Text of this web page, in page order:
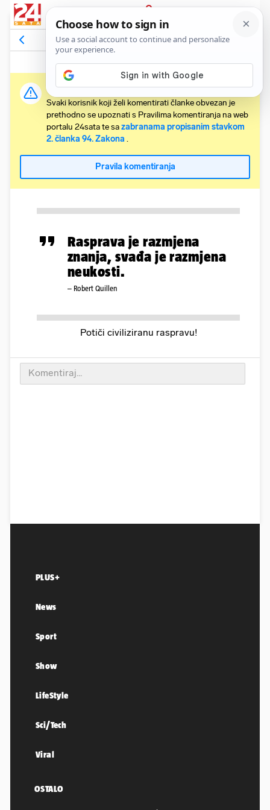
PRIJAVA
Komentari Relevantni
Važna obavijest:
Svaki korisnik koji želi komentirati članke obvezan je
prethodno se upoznati s Pravilima komentiranja na web
portalu 24sata te sazabranama propisanim stavkom
2. članka 94. Zakona .
Pravila komentiranja
Rasprava je razmjena
znanja, svađa je razmjena
neukosti.
– Robert Quillen
Potiči civiliziranu raspravu!
PLUS+
News
Sport
Show
LifeStyle
Sci/Tech
Viral
OSTALO